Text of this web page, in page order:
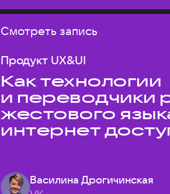
Смотреть запись
Продукт UX&UI
Как технологии
и переводчики
жестового
интернет
Василина Дрогичинская